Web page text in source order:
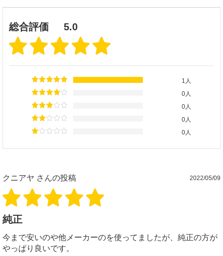
総合評価 5.0
1人
0人
0人
0人
0人
クニアヤ さんの投稿 2022/05/09
純正
今まで安いのや他メーカーのを使ってましたが、純正の方が
やっぱり良いです。